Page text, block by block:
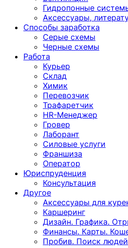
Гидропонные
Аксессуары,
Способы заработка
Серые схемы
Черные схемы
Работа
Курьер
Склад
Химик
Перевозчик
Трафаретчик
HR-Менеджер
Гровер
Лаборант
Силовые услуги
Франшиза
Оператор
Юриспруденция
Консультация
Другoе
Аксессуары для
Каршеринг
Дизайн. Графика.
Финансы. Карты.
Пробив. Поиск